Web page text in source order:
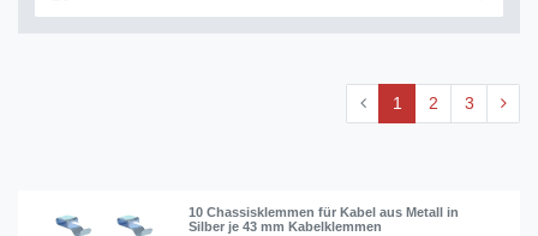
1 2 3
10 Chassisklemmen für Kabel aus Metall in
Silber je 43 mm Kabelklemmen